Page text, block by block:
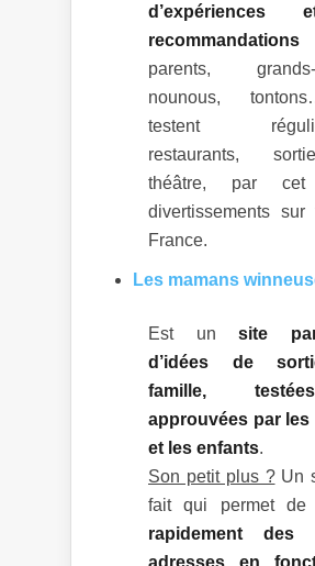
recommandations
parents, grands-
nounous,
testent
restaurants,
théâtre, par cet
divertissements sur
France.
Les mamans
Est unsite
d’idées de
famille,
approuvées par les
et les enfants.
Son petit plus ?Un
fait qui permet de
rapidement des
adresses en